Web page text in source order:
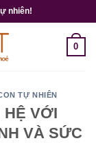
nhiên!
0
TỰ NHIÊN
HỆ VỚI
VÀ SỨC